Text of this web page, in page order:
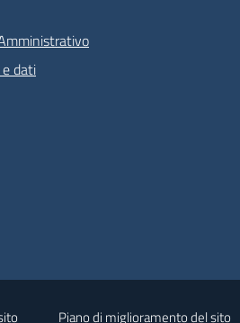
dati
Piano di miglioramento del sito